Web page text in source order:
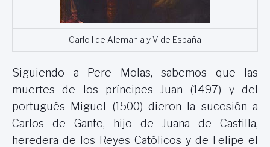
Carlo I de Alemania y V de España
Siguiendo a Pere Molas, sabemos que las
muertes de los príncipes Juan (1497) y del
portugués Miguel (1500) dieron la sucesión a
Carlos de Gante, hijo de Juana de Castilla,
heredera de los Reyes Católicos y de Felipe el